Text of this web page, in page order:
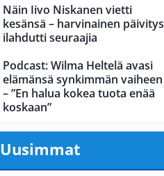
Näin Iivo Niskanen vietti
kesänsä – harvinainen päivitys
ilahdutti seuraajia
Podcast: Wilma Heltelä avasi
elämänsä synkimmän vaiheen
– ”En halua kokea tuota enää
koskaan”
Uusimmat